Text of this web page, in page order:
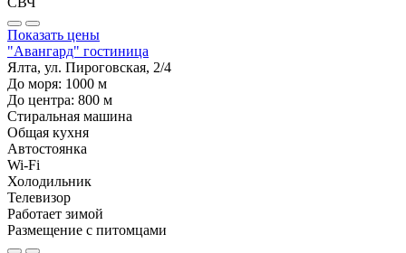
Показать цены
"Авангард" гостиница
Ялта, ул. Пироговская, 2/4
До моря: 1000 м
До центра: 800 м
Стиральная машина
Общая кухня
Автостоянка
Wi-Fi
Холодильник
Телевизор
Работает зимой
Размещение с питомцами